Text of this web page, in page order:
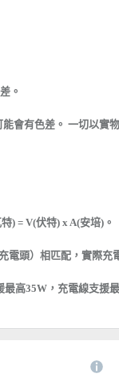
。
會有色差。 一切以實
) = V(伏特) x A(安培)。
電頭）相匹配，實際充
高35W，充電線支援